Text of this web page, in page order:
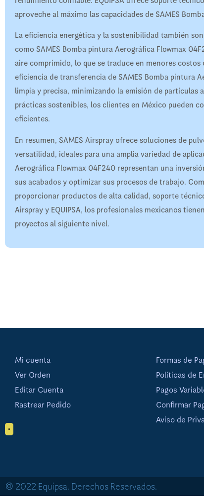
aproveche al máximo las capacidades de SAMES
La eficiencia energética y la sostenibilidad también
como SAMES Bomba pintura Aerográfica Flowmax
aire comprimido, lo que se traduce en menores
eficiencia de transferencia de SAMES Bomba pintura
limpia y precisa, minimizando la emisión de partículas
prácticas sostenibles, los clientes en México pueden
eficientes.​
En resumen, SAMES Airspray ofrece soluciones de
versatilidad, ideales para una amplia variedad de
Aerográfica Flowmax 04F240 representan una
sus acabados y optimizar sus procesos de trabajo.
proporcionar productos de alta calidad, soporte
Airspray y EQUIPSA, los profesionales mexicanos
proyectos al siguiente nivel.​
Mi cuenta
Ver Orden
Editar Cuenta
Rastrear Pedido
•
Formas de
Políticas de
Pagos
Confirmar
Aviso de
© 2022 Equipsa. Derechos Reservados.